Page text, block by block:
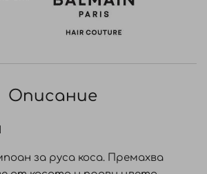
Описание
за руса коса. Премахва